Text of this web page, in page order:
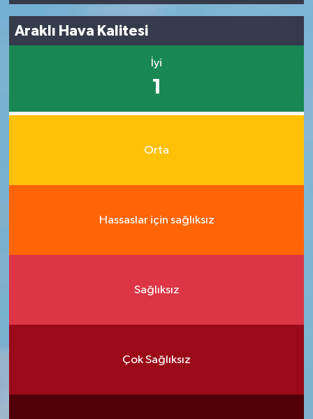
Araklı Hava Kalitesi
İyi
1
Orta
Hassaslar için sağlıksız
Sağlıksız
Çok Sağlıksız